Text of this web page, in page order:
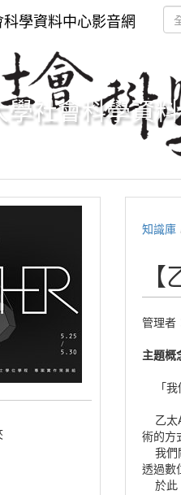
學資料中心影音網
社會科學資
知識庫
管理者
主題概
「我
乙太
術的方
我們
透過數
於此